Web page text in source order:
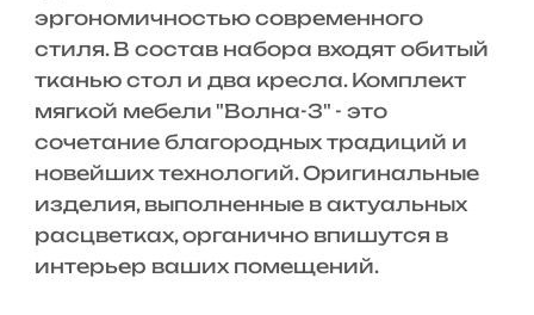
эргономичностью современного
стиля. В состав набора входят обитый
тканью стол и два кресла. Комплект
мягкой мебели "Волна-3" - это
сочетание благородных традиций и
новейших технологий. Оригинальные
изделия, выполненные в актуальных
расцветках, органично впишутся в
интерьер ваших помещений.